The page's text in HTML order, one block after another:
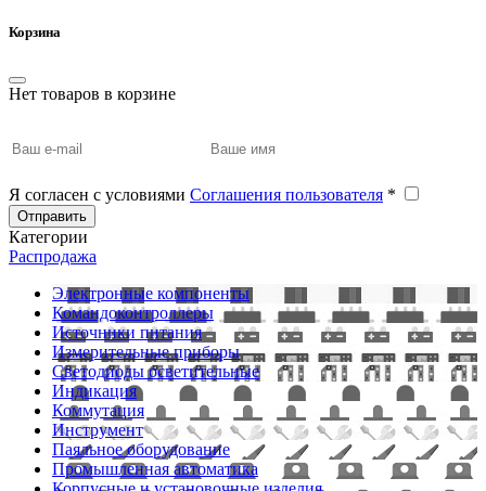
Корзина
Нет товаров в корзине
Я согласен с условиями Соглашения пользователя *
Отправить
Категории
Распродажа
Электронные компоненты
Командоконтроллеры
Источники питания
Измерительные приборы
Светодиоды осветительные
Индикация
Коммутация
Инструмент
Паяльное оборудование
Промышленная автоматика